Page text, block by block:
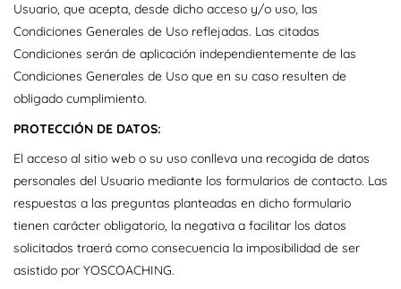
Usuario, que acepta, desde dicho acceso y/o uso, las
Condiciones Generales de Uso reflejadas. Las citadas
Condiciones serán de aplicación independientemente de las
Condiciones Generales de Uso que en su caso resulten de
obligado cumplimiento.
PROTECCIÓN DE DATOS:
El acceso al sitio web o su uso conlleva una recogida de datos
personales del Usuario mediante los formularios de contacto. Las
respuestas a las preguntas planteadas en dicho formulario
tienen carácter obligatorio, la negativa a facilitar los datos
solicitados traerá como consecuencia la imposibilidad de ser
asistido por YOSCOACHING.